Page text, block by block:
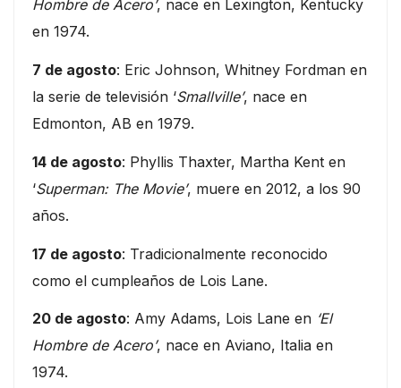
Hombre de Acero’, nace en Lexington, Kentucky
en 1974.
7 de agosto: Eric Johnson, Whitney Fordman en
la serie de televisión ‘Smallville’, nace en
Edmonton, AB en 1979.
14 de agosto: Phyllis Thaxter, Martha Kent en
‘Superman: The Movie’, muere en 2012, a los 90
años.
17 de agosto: Tradicionalmente reconocido
como el cumpleaños de Lois Lane.
20 de agosto: Amy Adams, Lois Lane en ‘El
Hombre de Acero’, nace en Aviano, Italia en
1974.